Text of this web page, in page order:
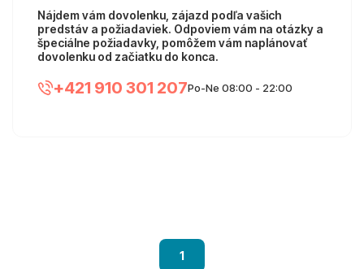
Nájdem vám dovolenku, zájazd podľa vašich
predstáv a požiadaviek. Odpoviem vám na otázky a
špeciálne požiadavky, pomôžem vám naplánovať
dovolenku od začiatku do konca.
+421 910 301 207Po-Ne 08:00 - 22:00
1